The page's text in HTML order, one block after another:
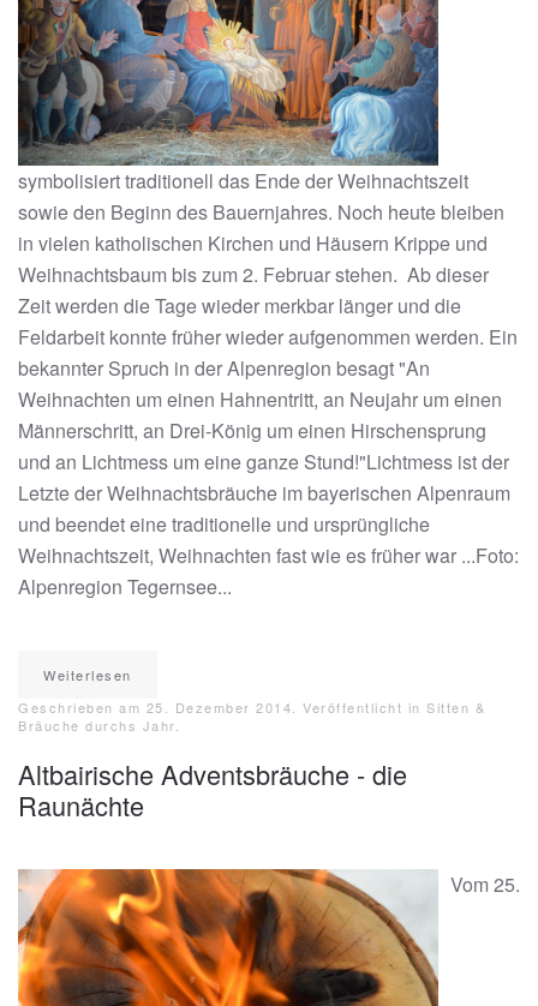
symbolisiert traditionell das Ende der Weihnachtszeit
sowie den Beginn des Bauernjahres. Noch heute bleiben
in vielen katholischen Kirchen und Häusern Krippe und
Weihnachtsbaum bis zum 2. Februar stehen. Ab dieser
Zeit werden die Tage wieder merkbar länger und die
Feldarbeit konnte früher wieder aufgenommen werden. Ein
bekannter Spruch in der Alpenregion besagt "An
Weihnachten um einen Hahnentritt, an Neujahr um einen
Männerschritt, an Drei-König um einen Hirschensprung
und an Lichtmess um eine ganze Stund!"Lichtmess ist der
Letzte der Weihnachtsbräuche im bayerischen Alpenraum
und beendet eine traditionelle und ursprüngliche
Weihnachtszeit, Weihnachten fast wie es früher war ...Foto:
Alpenregion Tegernsee...
Weiterlesen
Geschrieben am 25. Dezember 2014. Veröffentlicht in Sitten &
Bräuche durchs Jahr.
Altbairische Adventsbräuche - die
Raunächte
Vom 25.